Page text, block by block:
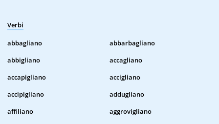
Verbi
abbagliano
abbarbagliano
abbigliano
accagliano
accapigliano
accigliano
accipigliano
addugliano
affiliano
aggrovigliano